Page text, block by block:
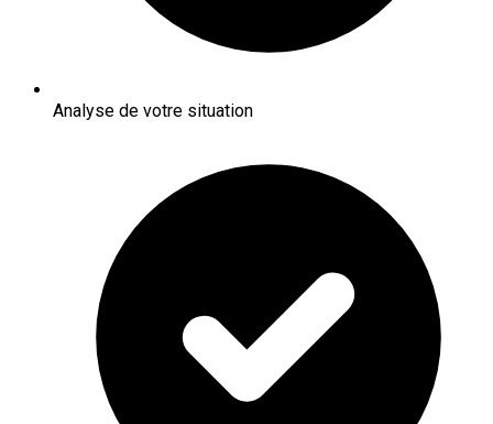
Analyse de votre situation